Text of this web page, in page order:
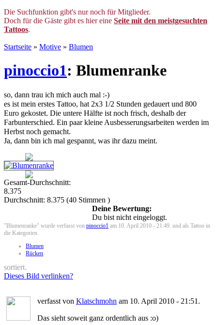
Die Suchfunktion gibt's nur noch für Mitglieder.
Doch für die Gäste gibt es hier eine Seite mit den meistgesuchten
Tattoos.
Startseite » Motive » Blumen
pinoccio1: Blumenranke
so, dann trau ich mich auch mal :-)
es ist mein erstes Tattoo, hat 2x3 1/2 Stunden gedauert und 800
Euro gekostet. Die untere Hälfte ist noch frisch, deshalb der
Farbunterschied. Ein paar kleine Ausbesserungsarbeiten werden im
Herbst noch gemacht.
Ja, dann bin ich mal gespannt, was ihr dazu meint.
Gesamt-Durchschnitt:
8.375
Durchschnitt: 8.375 (40 Stimmen )
Deine Bewertung:
Du bist nicht eingeloggt.
"Blumenranke" wurde verfasst von pinoccio1 am 10. April 2010 - 21:49. und als Tattoo in
die Kategorien
Blumen
Rücken
sortiert.
Dieses Bild verlinken?
verfasst von Klatschmohn am 10. April 2010 - 21:51.
Das sieht soweit ganz ordentlich aus :o)